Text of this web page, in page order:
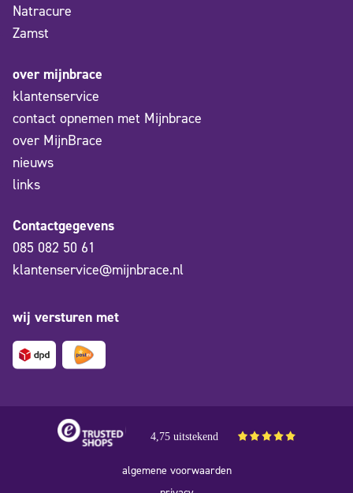
Natracure
Zamst
over mijnbrace
klantenservice
contact opnemen met Mijnbrace
over MijnBrace
nieuws
links
Contactgegevens
085 082 50 61
klantenservice@mijnbrace.nl
wij versturen met
4,75 uitstekend
algemene voorwaarden